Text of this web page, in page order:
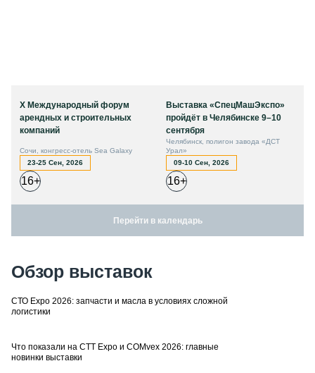
X Международный форум
арендных и строительных
компаний
Сочи, конгресс-отель Sea Galaxy
23-25 Сен, 2026
16+
Выставка «СпецМашЭкспо»
пройдёт в Челябинске 9–10
сентября
Челябинск, полигон завода «ДСТ
Урал»
09-10 Сен, 2026
16+
Перейти в календарь
Обзор выставок
СТО Expo 2026: запчасти и масла в условиях сложной
логистики
Что показали на CTT Expo и COMvex 2026: главные
новинки выставки